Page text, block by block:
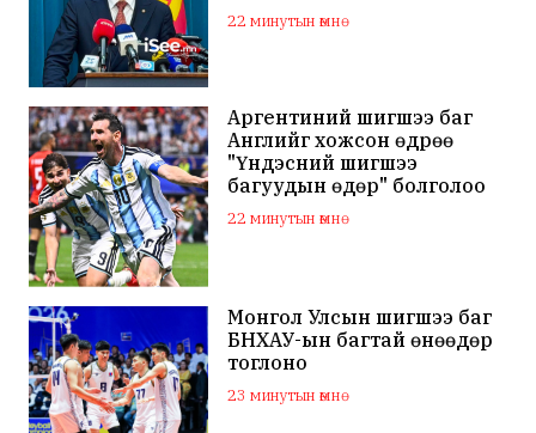
сайжруулаач
22 минутын өмнө
Аргентиний шигшээ баг
Английг хожсон өдрөө
"Үндэсний шигшээ
багуудын өдөр" болголоо
22 минутын өмнө
Монгол Улсын шигшээ баг
БНХАУ-ын багтай өнөөдөр
тоглоно
23 минутын өмнө